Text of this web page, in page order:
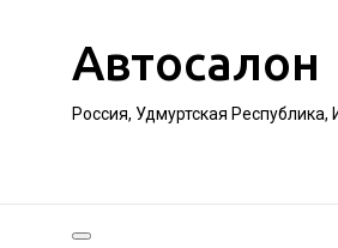
Автосалон
Россия, Удмуртская